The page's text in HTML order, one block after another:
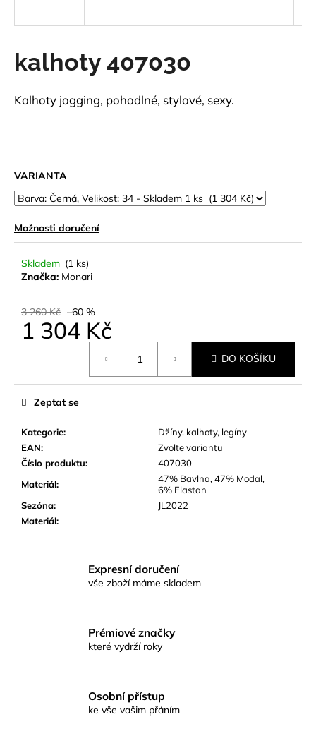
kalhoty 407030
Kalhoty jogging, pohodlné, stylové, sexy.
VARIANTA
Možnosti doručení
Skladem (1 ks)
Značka: Monari
3 260 Kč –60 %
1 304 Kč
DO KOŠÍKU
Kategorie:
Džíny, kalhoty, legíny
EAN:
Zvolte variantu
Číslo produktu:
407030
Materiál:
47% Bavlna, 47% Modal,
6% Elastan
Sezóna:
JL2022
Materiál:
Zeptat se
Expresní doručení
vše zboží máme skladem
Prémiové značky
které vydrží roky
Osobní přístup
ke vše vašim přáním
í
t
?
D
o
p
o
u
m
e